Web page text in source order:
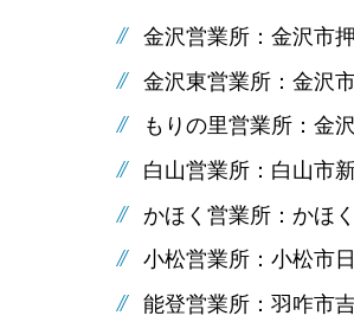
金沢営業所：金沢市
金沢東営業所：金沢
もりの里営業所：金
白山営業所：白山市
かほく営業所：かほ
小松営業所：小松市
能登営業所：羽咋市